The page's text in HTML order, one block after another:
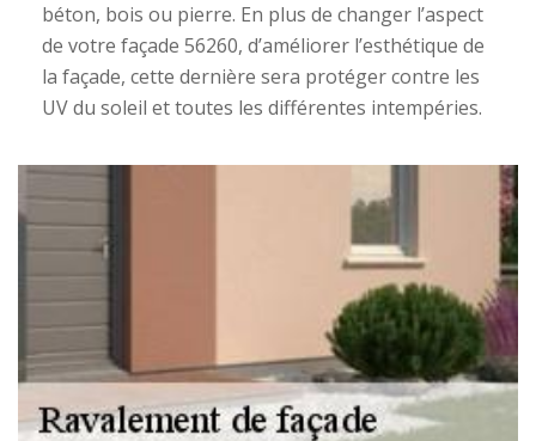
béton, bois ou pierre. En plus de changer l’aspect
de votre façade 56260, d’améliorer l’esthétique de
la façade, cette dernière sera protéger contre les
UV du soleil et toutes les différentes intempéries.